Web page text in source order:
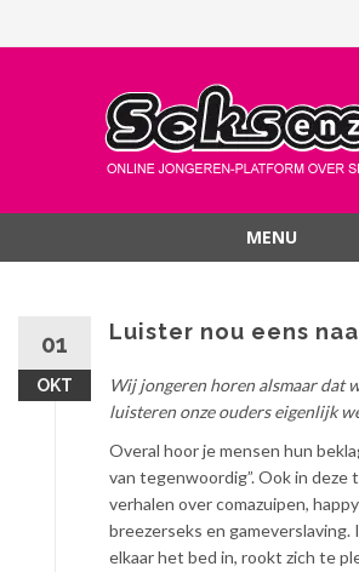
MENU
01
OKT
Luister nou eens
Wij jongeren horen alsmaar dat
luisteren onze ouders eigenlijk
Overal hoor je mensen hun
van tegenwoordig”. Ook in deze
verhalen over comazuipen,
breezerseks en
elkaar het bed in, rookt zich te